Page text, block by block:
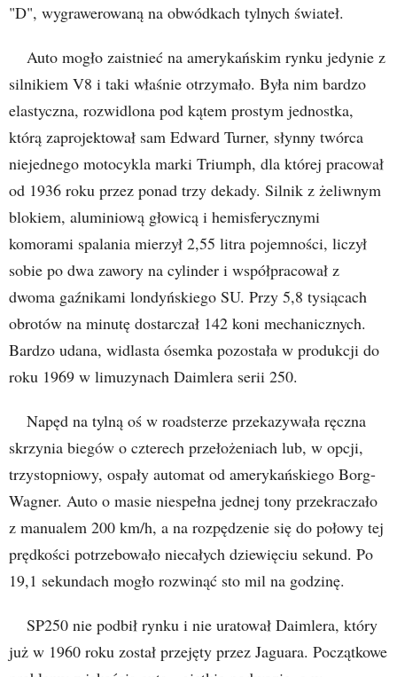
"D", wygrawerowaną na obwódkach tylnych świateł.
Auto mogło zaistnieć na amerykańskim rynku jedynie z
silnikiem V8 i taki właśnie otrzymało. Była nim bardzo
elastyczna, rozwidlona pod kątem prostym jednostka,
którą zaprojektował sam Edward Turner, słynny twórca
niejednego motocykla marki Triumph, dla której pracował
od 1936 roku przez ponad trzy dekady. Silnik z żeliwnym
blokiem, aluminiową głowicą i hemisferycznymi
komorami spalania mierzył 2,55 litra pojemności, liczył
sobie po dwa zawory na cylinder i współpracował z
dwoma gaźnikami londyńskiego SU. Przy 5,8 tysiącach
obrotów na minutę dostarczał 142 koni mechanicznych.
Bardzo udana, widlasta ósemka pozostała w produkcji do
roku 1969 w limuzynach Daimlera serii 250.
Napęd na tylną oś w roadsterze przekazywała ręczna
skrzynia biegów o czterech przełożeniach lub, w opcji,
trzystopniowy, ospały automat od amerykańskiego Borg-
Wagner. Auto o masie niespełna jednej tony przekraczało
z manualem 200 km/h, a na rozpędzenie się do połowy tej
prędkości potrzebowało niecałych dziewięciu sekund. Po
19,1 sekundach mogło rozwinąć sto mil na godzinę.
SP250 nie podbił rynku i nie uratował Daimlera, który
już w 1960 roku został przejęty przez Jaguara. Początkowe